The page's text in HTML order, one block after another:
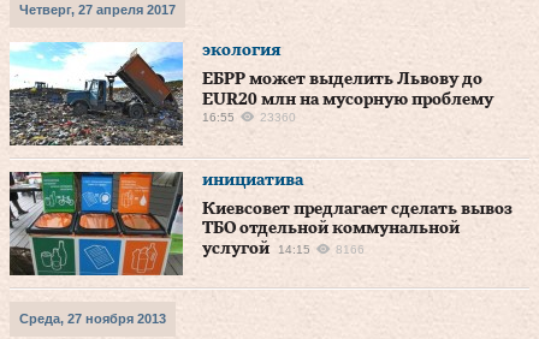
Четверг, 27 апреля 2017
экология
ЕБРР может выделить Львову до
EUR20 млн на мусорную проблему
16:55 23360
инициатива
Киевсовет предлагает сделать вывоз
ТБО отдельной коммунальной
услугой
14:15 8166
Среда, 27 ноября 2013